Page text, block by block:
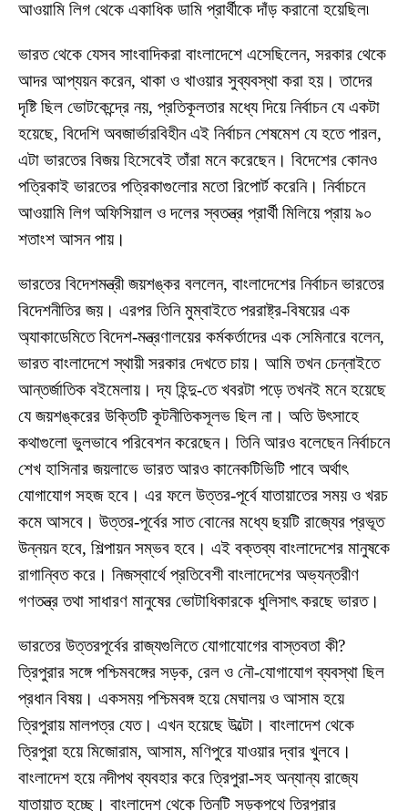
আওয়ামি লিগ থেকে একাধিক ডামি প্রার্থীকে দাঁড় করানো হয়েছিল৷
ভারত থেকে যেসব সাংবাদিকরা বাংলাদেশে এসেছিলেন, সরকার থেকে
আদর আপ্যয়ন করেন, থাকা ও খাওয়ার সুব্যবস্থা করা হয়। তাদের
দৃষ্টি ছিল ভোটকেন্দ্রে নয়, প্রতিকূলতার মধ্যে দিয়ে নির্বাচন যে একটা
হয়েছে, বিদেশি অবজার্ভারবিহীন এই নির্বাচন শেষমেশ যে হতে পারল,
এটা ভারতের বিজয় হিসেবেই তাঁরা মনে করেছেন। বিদেশের কোনও
পত্রিকাই ভারতের পত্রিকাগুলোর মতো রিপোর্ট করেনি। নির্বাচনে
আওয়ামি লিগ অফিসিয়াল ও দলের স্বতন্ত্র প্রার্থী মিলিয়ে প্রায় ৯০
শতাংশ আসন পায়।
ভারতের বিদেশমন্ত্রী জয়শঙ্কর বললেন, বাংলাদেশের নির্বাচন ভারতের
বিদেশনীতির জয়। এরপর তিনি মুম্বাইতে পররাষ্ট্র-বিষয়ের এক
অ্যাকাডেমিতে বিদেশ-মন্ত্রণালয়ের কর্মকর্তাদের এক সেমিনারে বলেন,
ভারত বাংলাদেশে স্থায়ী সরকার দেখতে চায়। আমি তখন চেন্নাইতে
আন্তর্জাতিক বইমেলায়। দ্য হিন্দু-তে খবরটা পড়ে তখনই মনে হয়েছে
যে জয়শঙ্করের উক্তিটি কূটনীতিকসূলভ ছিল না। অতি উৎসাহে
কথাগুলো ভুলভাবে পরিবেশন করেছেন। তিনি আরও বলেছেন নির্বাচনে
শেখ হাসিনার জয়লাভে ভারত আরও কানেকটিভিটি পাবে অর্থাৎ
যোগাযোগ সহজ হবে। এর ফলে উত্তর-পূর্বে যাতায়াতের সময় ও খরচ
কমে আসবে। উত্তর-পূর্বের সাত বোনের মধ্যে ছয়টি রাজ্যের প্রভূত
উন্নয়ন হবে, শিল্পায়ন সম্ভব হবে। এই বক্তব্য বাংলাদেশের মানুষকে
রাগান্বিত করে। নিজস্বার্থে প্রতিবেশী বাংলাদেশের অভ্যন্তরীণ
গণতন্ত্র তথা সাধারণ মানুষের ভোটাধিকারকে ধুলিসাৎ করছে ভারত।
ভারতের উত্তরপূর্বের রাজ্যগুলিতে যোগাযোগের বাস্তবতা কী?
ত্রিপুরার সঙ্গে পশ্চিমবঙ্গের সড়ক, রেল ও নৌ-যোগাযোগ ব্যবস্থা ছিল
প্রধান বিষয়। একসময় পশ্চিমবঙ্গ হয়ে মেঘালয় ও আসাম হয়ে
ত্রিপুরায় মালপত্র যেত। এখন হয়েছে উল্টো। বাংলাদেশ থেকে
ত্রিপুরা হয়ে মিজোরাম, আসাম, মণিপুরে যাওয়ার দ্বার খুলবে।
বাংলাদেশ হয়ে নদীপথ ব্যবহার করে ত্রিপুরা-সহ অন্যান্য রাজ্যে
যাতায়াত হচ্ছে। বাংলাদেশ থেকে তিনটি সড়কপথে ত্রিপুরার